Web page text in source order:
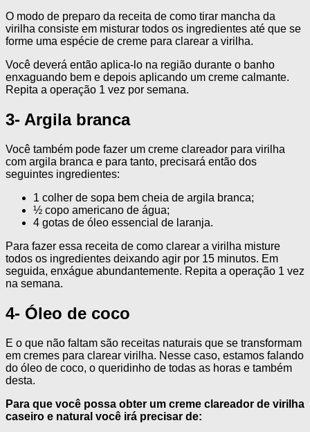
O modo de preparo da receita de como tirar mancha da
virilha consiste em misturar todos os ingredientes até que se
forme uma espécie de creme para clarear a virilha.
Você deverá então aplica-lo na região durante o banho
enxaguando bem e depois aplicando um creme calmante.
Repita a operação 1 vez por semana.
3- Argila branca
Você também pode fazer um creme clareador para virilha
com argila branca e para tanto, precisará então dos
seguintes ingredientes:
1 colher de sopa bem cheia de argila branca;
½ copo americano de água;
4 gotas de óleo essencial de laranja.
Para fazer essa receita de como clarear a virilha misture
todos os ingredientes deixando agir por 15 minutos. Em
seguida, enxágue abundantemente. Repita a operação 1 vez
na semana.
4- Óleo de coco
E o que não faltam são receitas naturais que se transformam
em cremes para clarear virilha. Nesse caso, estamos falando
do óleo de coco, o queridinho de todas as horas e também
desta.
Para que você possa obter um creme clareador de virilha
caseiro e natural você irá precisar de: